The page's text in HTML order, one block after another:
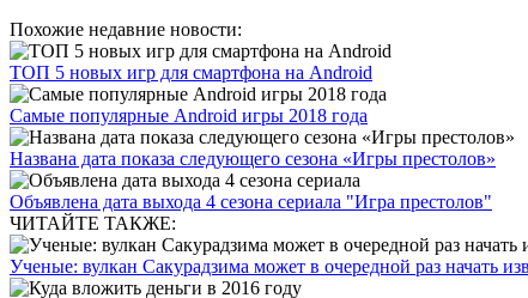
Похожие недавние новости:
ТОП 5 новых игр для смартфона на Android
Самые популярные Android игры 2018 года
Названа дата показа следующего сезона «Игры престолов»
Объявлена дата выхода 4 сезона сериала "Игра престолов"
ЧИТАЙТЕ ТАКЖЕ:
Ученые: вулкан Сакурадзима может в очередной раз начать